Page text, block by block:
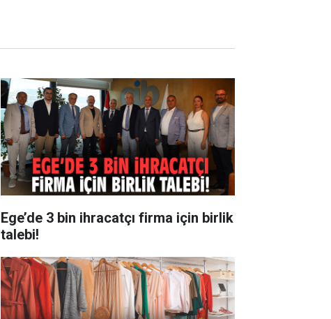
Ege’de 3 bin ihracatçı firma için birlik
talebi!